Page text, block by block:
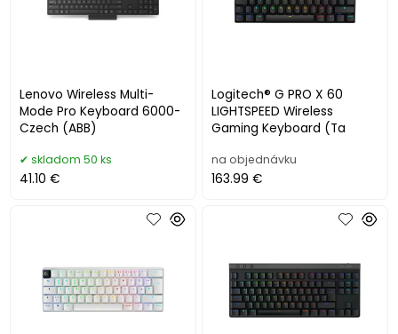
Lenovo Wireless Multi-
Mode Pro Keyboard 6000-
Czech (ABB)
skladom 50 ks
41.10 €
Logitech® G PRO X 60
LIGHTSPEED Wireless
Gaming Keyboard (Ta
na objednávku
163.99 €